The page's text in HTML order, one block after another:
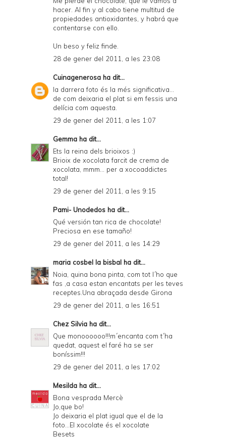
hacer. Al fin y al cabo tiene multitud de
propiedades antioxidantes, y habrá que
contentarse con ello.
Un beso y feliz finde.
28 de gener del 2011, a les 23:08
Cuinagenerosa ha dit...
la darrera foto és la més significativa...
de com deixaria el plat si em fessis una
delícia com aquesta.
29 de gener del 2011, a les 1:07
Gemma ha dit...
Ets la reina dels brioixos :)
Brioix de xocolata farcit de crema de
xocolata, mmm... per a xocoaddictes
total!
29 de gener del 2011, a les 9:15
Pami- Unodedos ha dit...
Qué versión tan rica de chocolate!
Preciosa en ese tamaño!
29 de gener del 2011, a les 14:29
maria cosbel la bisbal ha dit...
Noia, quina bona pinta, com tot l´ho que
fas ,a casa estan encantats per les teves
receptes.Una abraçada desde Girona
29 de gener del 2011, a les 16:51
Chez Silvia ha dit...
Que monoooooo!!!m´encanta com t´ha
quedat, aquest el faré ha se ser
boníssim!!!
29 de gener del 2011, a les 17:02
Mesilda ha dit...
Bona vesprada Mercè
Jo,que bo!
Jo deixaria el plat igual que el de la
foto...El xocolate és el xocolate
Besets